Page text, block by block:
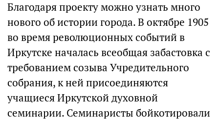
Благодаря проекту можно узнать много
нового об истории города. В октябре 1905
во время революционных событий в
Иркутске началась всеобщая забастовка с
требованием созыва Учредительного
собрания, к ней присоединяются
учащиеся Иркутской духовной
семинарии. Семинаристы бойкотировали